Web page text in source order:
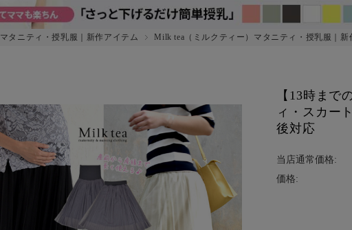
マタニティ・授乳服｜新作アイテム Milk tea（ミルクティー）マタニティ・授乳服｜新
【13時まで
ィ・スカー
後対応
当店通常価格:
価格: